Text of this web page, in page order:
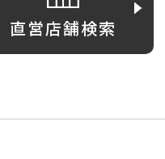
直営店舗検索